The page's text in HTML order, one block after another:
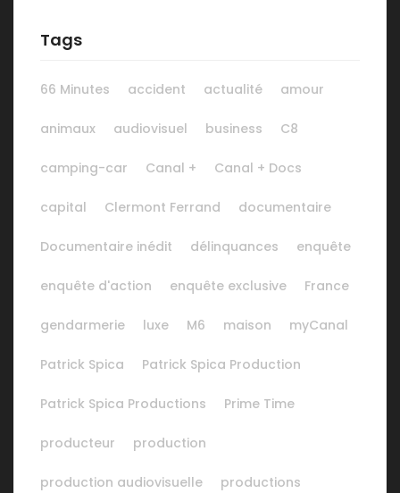
Tags
66 Minutes accident actualité amour
animaux audiovisuel business C8
camping-car Canal + Canal + Docs
capital Clermont Ferrand documentaire
Documentaire inédit délinquances enquête
enquête d'action enquête exclusive France
gendarmerie luxe M6 maison myCanal
Patrick Spica Patrick Spica Production
Patrick Spica Productions Prime Time
producteur production
production audiovisuelle productions